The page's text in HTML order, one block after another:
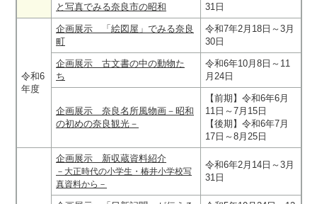
と写真でみる奈良市の昭和
31日
令和6
年度
企画展示 「絵図屋」でみる奈良
町
令和7年2月18日～3月
30日
企画展示 古文書の中の動物た
ち
令和6年10月8日～11
月24日
企画展示 奈良名所風物画－昭和
の初めの奈良観光－
【前期】令和6年6月
11日～7月15日
【後期】令和6年7月
17日～8月25日
企画展示 新収蔵資料紹介
－大正時代の小学生・椿井小学校写
真資料から－
令和6年2月14日～3月
31日